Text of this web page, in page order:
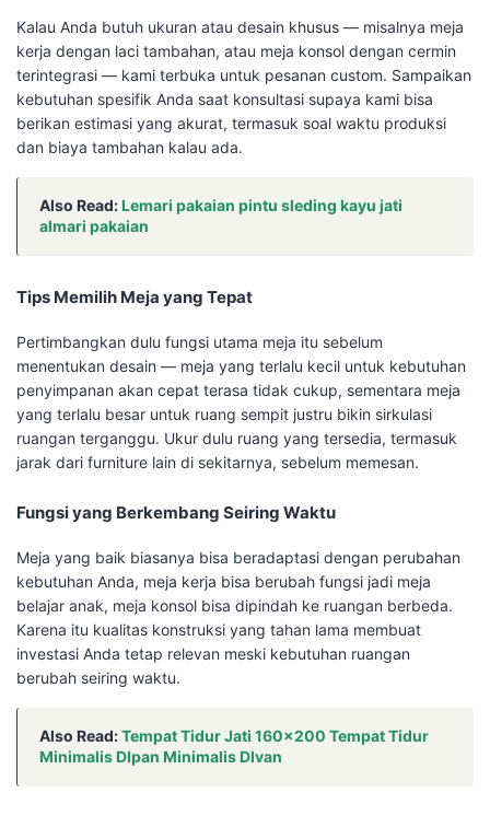
Kalau Anda butuh ukuran atau desain khusus — misalnya meja
kerja dengan laci tambahan, atau meja konsol dengan cermin
terintegrasi — kami terbuka untuk pesanan custom. Sampaikan
kebutuhan spesifik Anda saat konsultasi supaya kami bisa
berikan estimasi yang akurat, termasuk soal waktu produksi
dan biaya tambahan kalau ada.
Also Read:Lemari pakaian pintu sleding kayu jati
almari pakaian
Tips Memilih Meja yang Tepat
Pertimbangkan dulu fungsi utama meja itu sebelum
menentukan desain — meja yang terlalu kecil untuk kebutuhan
penyimpanan akan cepat terasa tidak cukup, sementara meja
yang terlalu besar untuk ruang sempit justru bikin sirkulasi
ruangan terganggu. Ukur dulu ruang yang tersedia, termasuk
jarak dari furniture lain di sekitarnya, sebelum memesan.
Fungsi yang Berkembang Seiring Waktu
Meja yang baik biasanya bisa beradaptasi dengan perubahan
kebutuhan Anda, meja kerja bisa berubah fungsi jadi meja
belajar anak, meja konsol bisa dipindah ke ruangan berbeda.
Karena itu kualitas konstruksi yang tahan lama membuat
investasi Anda tetap relevan meski kebutuhan ruangan
berubah seiring waktu.
Also Read:Tempat Tidur Jati 160×200 Tempat Tidur
Minimalis DIpan Minimalis DIvan